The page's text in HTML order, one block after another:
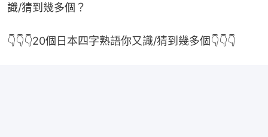
識/猜到幾多個？
👇👇👇20個日本四字熟語你又識/猜到幾多個👇👇👇